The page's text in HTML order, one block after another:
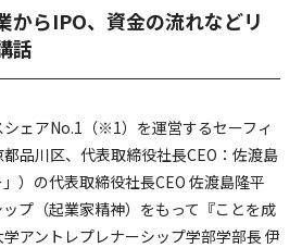
からIPO、資金の流れなどリ
話
ェアNo.1（※1）を運営するセーフィ
品川区、代表取締役社長CEO：佐渡島
）の代表取締役社長CEO 佐渡島隆平
プ（起業家精神）をもって『ことを成
アントレプレナーシップ学部学部長 伊